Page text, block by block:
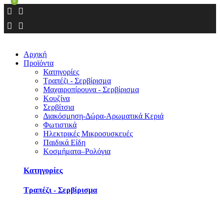
Αρχική
Προϊόντα
Κατηγορίες
Τραπέζι - Σερβίρισμα
Μαχαιροπίρουνα - Σερβίρισμα
Κουζίνα
Σερβίτσια
Διακόσμηση-Δώρα-Αρωματικά Κεριά
Φωτιστικά
Ηλεκτρικές Μικροσυσκευές
Παιδικά Είδη
Κοσμήματα–Ρολόγια
Κατηγορίες
Τραπέζι - Σερβίρισμα
0
0